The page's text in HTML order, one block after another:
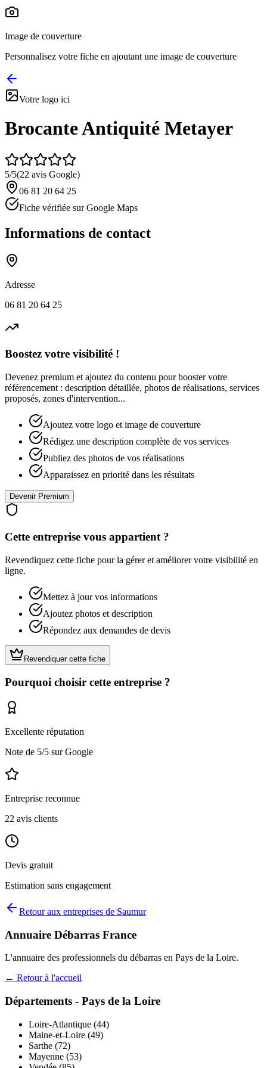
Image de couverture
Personnalisez votre fiche en ajoutant une image de couverture
Votre logo ici
Brocante Antiquité Metayer
5/5(22 avis Google)
06 81 20 64 25
Fiche vérifiée sur Google Maps
Informations de contact
Adresse
06 81 20 64 25
Boostez votre visibilité !
Devenez premium et ajoutez du contenu pour booster votre
référencement : description détaillée, photos de réalisations, services
proposés, zones d'intervention...
Ajoutez votre logo et image de couverture
Rédigez une description complète de vos services
Publiez des photos de vos réalisations
Apparaissez en priorité dans les résultats
Devenir Premium
Cette entreprise vous appartient ?
Revendiquez cette fiche pour la gérer et améliorer votre visibilité en
ligne.
Mettez à jour vos informations
Ajoutez photos et description
Répondez aux demandes de devis
Revendiquer cette fiche
Pourquoi choisir cette entreprise ?
Excellente réputation
Note de 5/5 sur Google
Entreprise reconnue
22 avis clients
Devis gratuit
Estimation sans engagement
Retour aux entreprises de Saumur
Annuaire Débarras France
L'annuaire des professionnels du débarras en Pays de la Loire.
← Retour à l'accueil
Départements - Pays de la Loire
Loire-Atlantique (44)
Maine-et-Loire (49)
Sarthe (72)
Mayenne (53)